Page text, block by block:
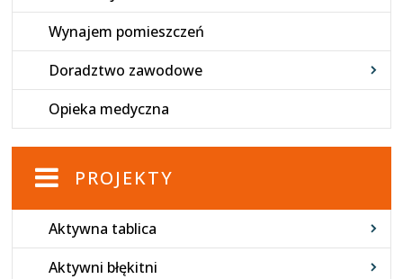
Wynajem pomieszczeń
Doradztwo zawodowe
Opieka medyczna
PROJEKTY
Aktywna tablica
Aktywni błękitni